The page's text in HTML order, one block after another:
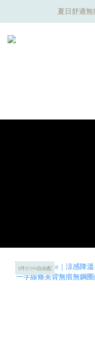
夏日舒適無
夏日舒適無
新朋友限定
3件$1199自由配